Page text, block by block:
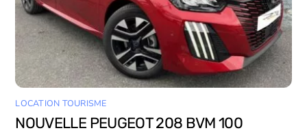
LOCATION TOURISME
NOUVELLE PEUGEOT 208 BVM 100